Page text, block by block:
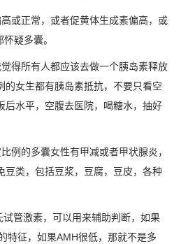
正常，或者促黄体生成素偏高，或
疑多囊。
所有人都应该去做一个胰岛素释放
的女生都有胰岛素抵抗，不要只看空
后水平，空腹去医院，喝糖水，抽好
的多囊女性有甲减或者甲状腺炎，
豆类，包括豆浆，豆腐，豆皮，各种
管激素，可以用来辅助判断，如果
特征，如果AMH很低，那就不是多